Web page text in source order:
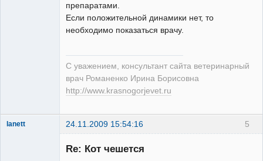
препаратами.
Если положительной динамики нет, то
необходимо показаться врачу.
С уважением, консультант сайта ветеринарный
врач Романенко Ирина Борисовна
http://www.krasnogorjevet.ru
5
lanett 24.11.2009 15:54:16
Зарегистрированный
Re: Кот чешется